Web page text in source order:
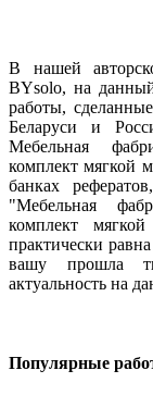
В нашей
BYsolo, на
работы,
Беларуси и
Мебельная
комплект мягкой
банках
"Мебельная
комплект
практически
вашу прошла
актуальность на
Популярные